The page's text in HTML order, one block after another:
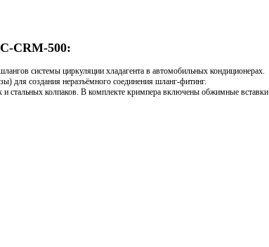
CRM-500:
системы циркуляции хладагента в автомобильных кондиционерах.
для создания неразъёмного соединения шланг-фитинг.
стальных колпаков. В комплекте кримпера включены обжимные вставки